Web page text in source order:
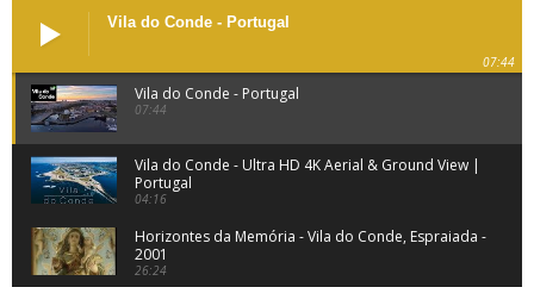
Vila do Conde - Portugal
07:44
Vila do Conde - Portugal
07:44
Vila do Conde - Ultra HD 4K Aerial & Ground View |
Portugal
04:16
Horizontes da Memória - Vila do Conde, Espraiada -
2001
26:24